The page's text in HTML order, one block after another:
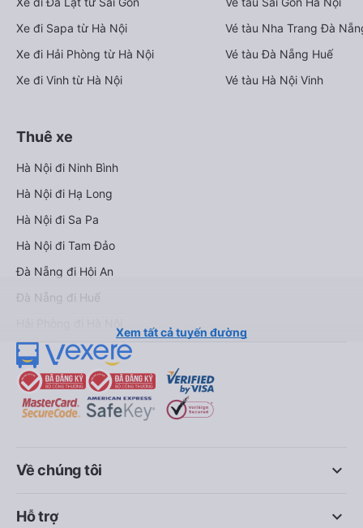
Xe đi Sapa từ Hà Nội
Xe đi Hải Phòng từ Hà Nội
Xe đi Vinh từ Hà Nội
Vé tàu Nha Trang Đà
Vé tàu Đà Nẵng Huế
Vé tàu Hà Nội Vinh
Thuê xe
Hà Nội đi Ninh Bình
Hà Nội đi Hạ Long
Hà Nội đi Sa Pa
Hà Nội đi Tam Đảo
Đà Nẵng đi Hội An
Đà Nẵng đi Huế
Xem tất cả tuyến đường
keyboard_arrow_down
Về chúng tôi
keyboard_arrow_down
Hỗ trợ